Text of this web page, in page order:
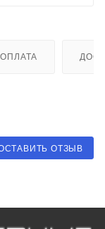
ОПЛАТА
ОТЗЫВ